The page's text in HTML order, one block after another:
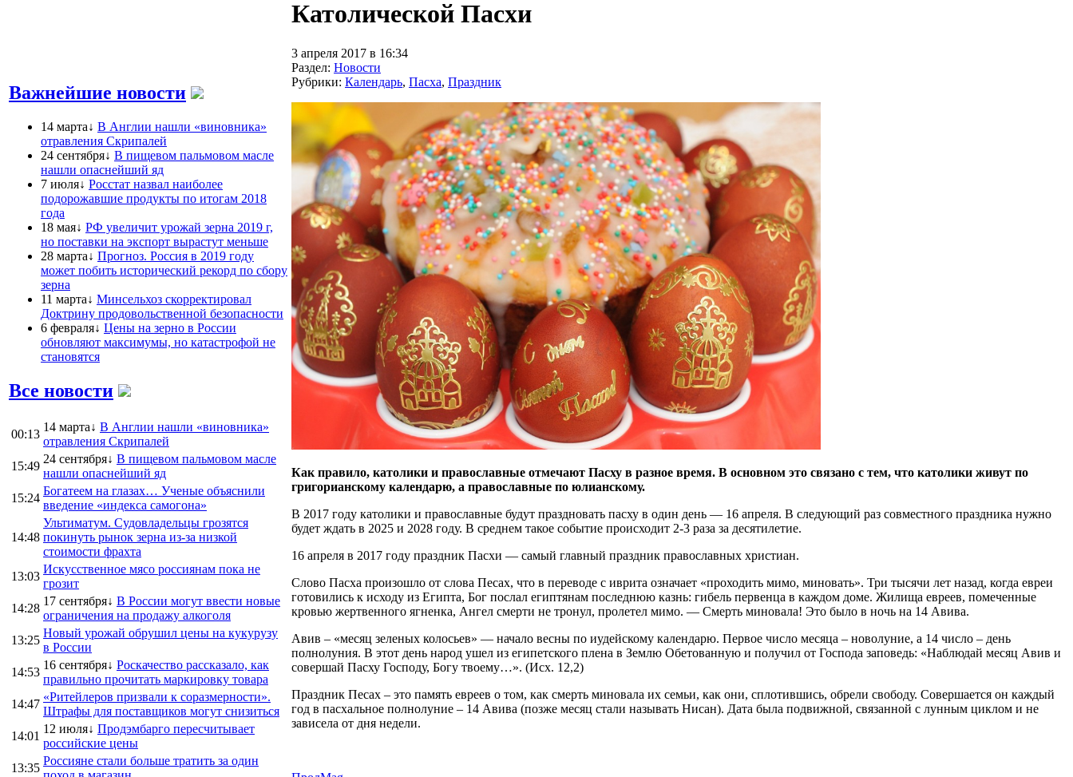
Важнейшие новости
14 марта↓ В Англии нашли «виновника»
отравления Скрипалей
24 сентября↓ В пищевом пальмовом масле
нашли опаснейший яд
7 июля↓ Росстат назвал наиболее
подорожавшие продукты по итогам 2018
года
18 мая↓ РФ увеличит урожай зерна 2019 г,
но поставки на экспорт вырастут меньше
28 марта↓ Прогноз. Россия в 2019 году
может побить исторический рекорд по сбору
зерна
11 марта↓ Минсельхоз скорректировал
Доктрину продовольственной безопасности
6 февраля↓ Цены на зерно в России
обновляют максимумы, но катастрофой не
становятся
Все новости
00:13
14 марта↓ В Англии нашли «виновника»
отравления Скрипалей
15:49
24 сентября↓ В пищевом пальмовом масле
нашли опаснейший яд
15:24
Богатеем на глазах… Ученые объяснили
введение «индекса самогона»
14:48
Ультиматум. Судовладельцы грозятся
покинуть рынок зерна из-за низкой
стоимости фрахта
13:03
Искусственное мясо россиянам пока не
грозит
14:28
17 сентября↓ В России могут ввести новые
ограничения на продажу алкоголя
13:25
Новый урожай обрушил цены на кукурузу
в России
14:53
16 сентября↓ Роскачество рассказало, как
правильно прочитать маркировку товара
14:47
«Ритейлеров призвали к соразмерности».
Штрафы для поставщиков могут снизиться
14:01
12 июля↓ Продэмбарго пересчитывает
российские цены
13:35
Россияне стали больше тратить за один
Католической Пасхи
3 апреля 2017 в 16:34
Раздел: Новости
Рубрики: Календарь, Пасха, Праздник
Как правило, католики и православные отмечают Пасху в разное время. В основном это связано с тем, что католики живут по
григорианскому календарю, а православные по юлианскому.
В 2017 году католики и православные будут праздновать пасху в один день — 16 апреля. В следующий раз совместного праздника нужно
будет ждать в 2025 и 2028 году. В среднем такое событие происходит 2-3 раза за десятилетие.
16 апреля в 2017 году праздник Пасхи — самый главный праздник православных христиан.
Слово Пасха произошло от слова Песах, что в переводе с иврита означает «проходить мимо, миновать». Три тысячи лет назад, когда евреи
готовились к исходу из Египта, Бог послал египтянам последнюю казнь: гибель первенца в каждом доме. Жилища евреев, помеченные
кровью жертвенного ягненка, Ангел смерти не тронул, пролетел мимо. — Смерть миновала! Это было в ночь на 14 Авива.
Авив – «месяц зеленых колосьев» — начало весны по иудейскому календарю. Первое число месяца – новолуние, а 14 число – день
полнолуния. В этот день народ ушел из египетского плена в Землю Обетованную и получил от Господа заповедь: «Наблюдай месяц Авив и
совершай Пасху Господу, Богу твоему…». (Исх. 12,2)
Праздник Песах – это память евреев о том, как смерть миновала их семьи, как они, сплотившись, обрели свободу. Совершается он каждый
год в пасхальное полнолуние – 14 Авива (позже месяц стали называть Нисан). Дата была подвижной, связанной с лунным циклом и не
зависела от дня недели.